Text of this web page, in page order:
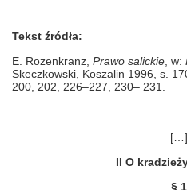
Tekst źródła:
E. Rozenkranz, Prawo salickie, w:
Skeczkowski, Koszalin 1996, s.
200, 202, 226–227, 230– 231.
[…]
II O
§ 1